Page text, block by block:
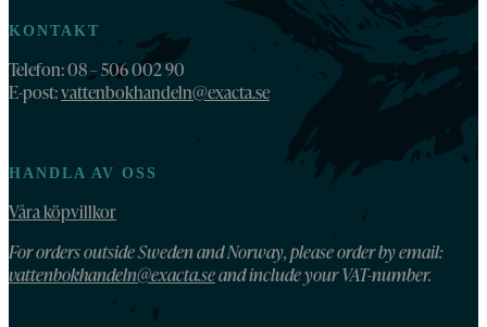
KONTAKT
Telefon: 08 – 506 002 90
E-post:vattenbokhandeln@exacta.se
HANDLA AV OSS
Våra köpvillkor
For orders outside Sweden and Norway, please order by email:
vattenbokhandeln@exacta.seand include your VAT-number.